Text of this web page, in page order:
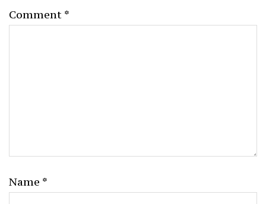
Comment *
Name *